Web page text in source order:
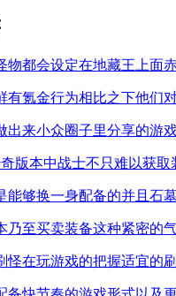
物都会设定在地藏王上面
有氪金行为相比之下他们
出来小众圈子里分享的游
版本中战士不只难以获取
能够换一身配备的并且石
乃至买卖装备这种紧密的
怪在玩游戏的把握适宜的